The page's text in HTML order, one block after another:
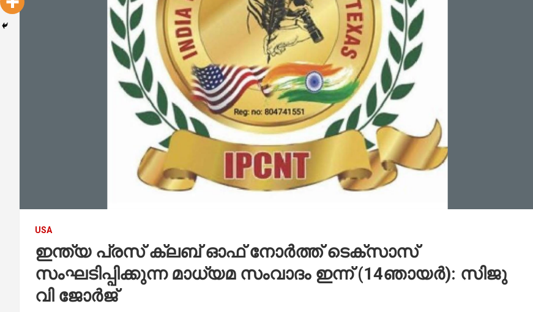
USA
ഇന്ത്യ പ്രസ് ക്ലബ് ഓഫ് നോർത്ത് ടെക്സാസ്
സംഘടിപ്പിക്കുന്ന മാധ്യമ സംവാദം ഇന്ന് (14ഞായർ): സിജു
വി ജോർജ്